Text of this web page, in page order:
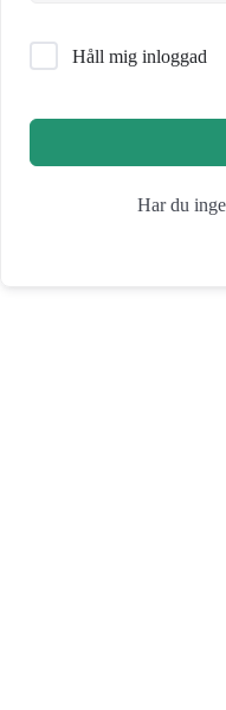
Håll mig inloggad
Har du